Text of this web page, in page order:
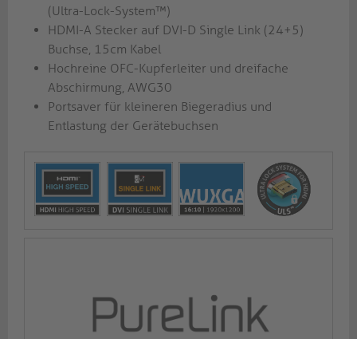
(Ultra-Lock-System™)
HDMI-A Stecker auf DVI-D Single Link (24+5)
Buchse, 15cm Kabel
Hochreine OFC-Kupferleiter und dreifache
Abschirmung, AWG30
Portsaver für kleineren Biegeradius und
Entlastung der Gerätebuchsen